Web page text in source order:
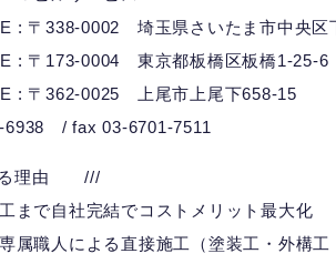
: 〒338-0002 埼玉県さいたま市中央区
: 〒173-0004 東京都板橋区板橋1-25-6
: 〒362-0025 上尾市上尾下658-15
6938 / fax 03-6701-7511
る理由 ///
まで自社完結でコストメリット最大化
属職人による直接施工（塗装工・外構